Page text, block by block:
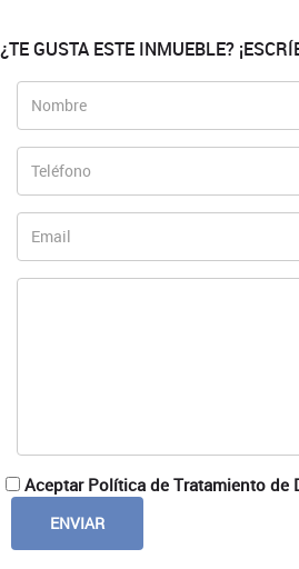
¿TE GUSTA ESTE INMUEBLE?
Aceptar Política de Tratamiento de